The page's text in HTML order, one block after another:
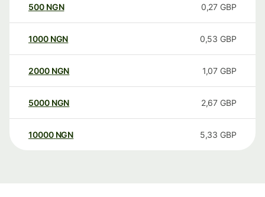
500 NGN 0,27 GBP
1000 NGN 0,53 GBP
2000 NGN 1,07 GBP
5000 NGN 2,67 GBP
10000 NGN 5,33 GBP